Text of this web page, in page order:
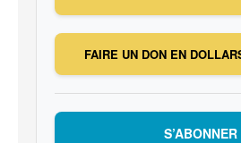
FAIRE UN DON EN
S’ABONNER